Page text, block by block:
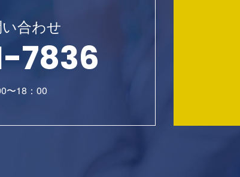
合わせ
7836
〜18：00